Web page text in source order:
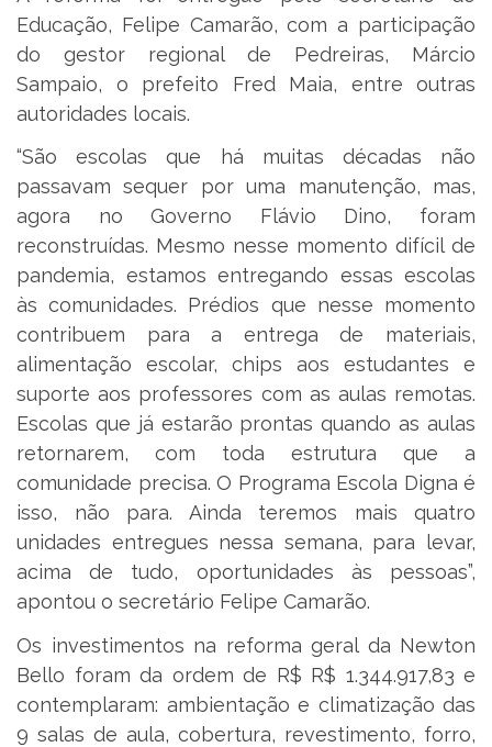
Educação, Felipe Camarão, com a participação
do gestor regional de Pedreiras, Márcio
Sampaio, o prefeito Fred Maia, entre outras
autoridades locais.
“São escolas que há muitas décadas não
passavam sequer por uma manutenção, mas,
agora no Governo Flávio Dino, foram
reconstruídas. Mesmo nesse momento difícil de
pandemia, estamos entregando essas escolas
às comunidades. Prédios que nesse momento
contribuem para a entrega de materiais,
alimentação escolar, chips aos estudantes e
suporte aos professores com as aulas remotas.
Escolas que já estarão prontas quando as aulas
retornarem, com toda estrutura que a
comunidade precisa. O Programa Escola Digna é
isso, não para. Ainda teremos mais quatro
unidades entregues nessa semana, para levar,
acima de tudo, oportunidades às pessoas”,
apontou o secretário Felipe Camarão.
Os investimentos na reforma geral da Newton
Bello foram da ordem de R$ R$ 1.344.917,83 e
contemplaram: ambientação e climatização das
9 salas de aula, cobertura, revestimento, forro,